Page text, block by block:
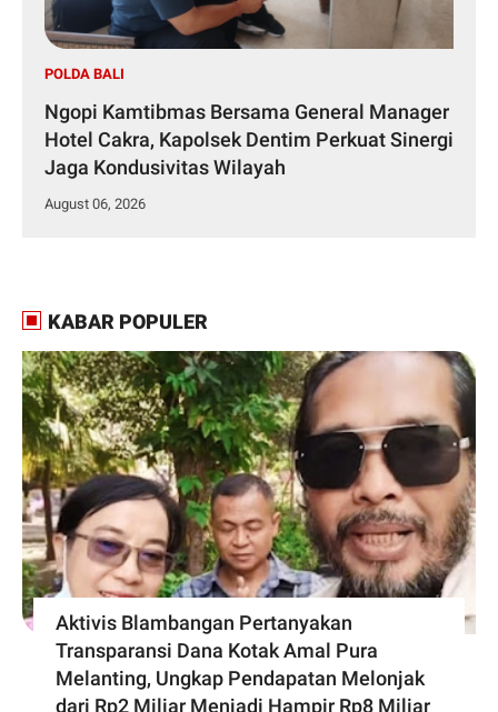
POLDA BALI
Ngopi Kamtibmas Bersama General Manager
Hotel Cakra, Kapolsek Dentim Perkuat Sinergi
Jaga Kondusivitas Wilayah
August 06, 2026
KABAR POPULER
Aktivis Blambangan Pertanyakan
Transparansi Dana Kotak Amal Pura
Melanting, Ungkap Pendapatan Melonjak
dari Rp2 Miliar Menjadi Hampir Rp8 Miliar